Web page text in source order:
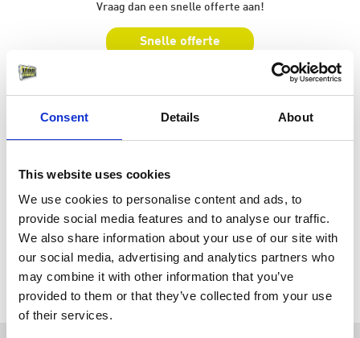
Consent Details About
This website uses cookies
We use cookies to personalise content and ads, to
provide social media features and to analyse our traffic.
We also share information about your use of our site with
our social media, advertising and analytics partners who
may combine it with other information that you’ve
provided to them or that they’ve collected from your use
of their services.
Vraag dan een snelle offerte aan!
Snelle offerte
Een beller is sneller!
Neem gerust contact op.
Contact